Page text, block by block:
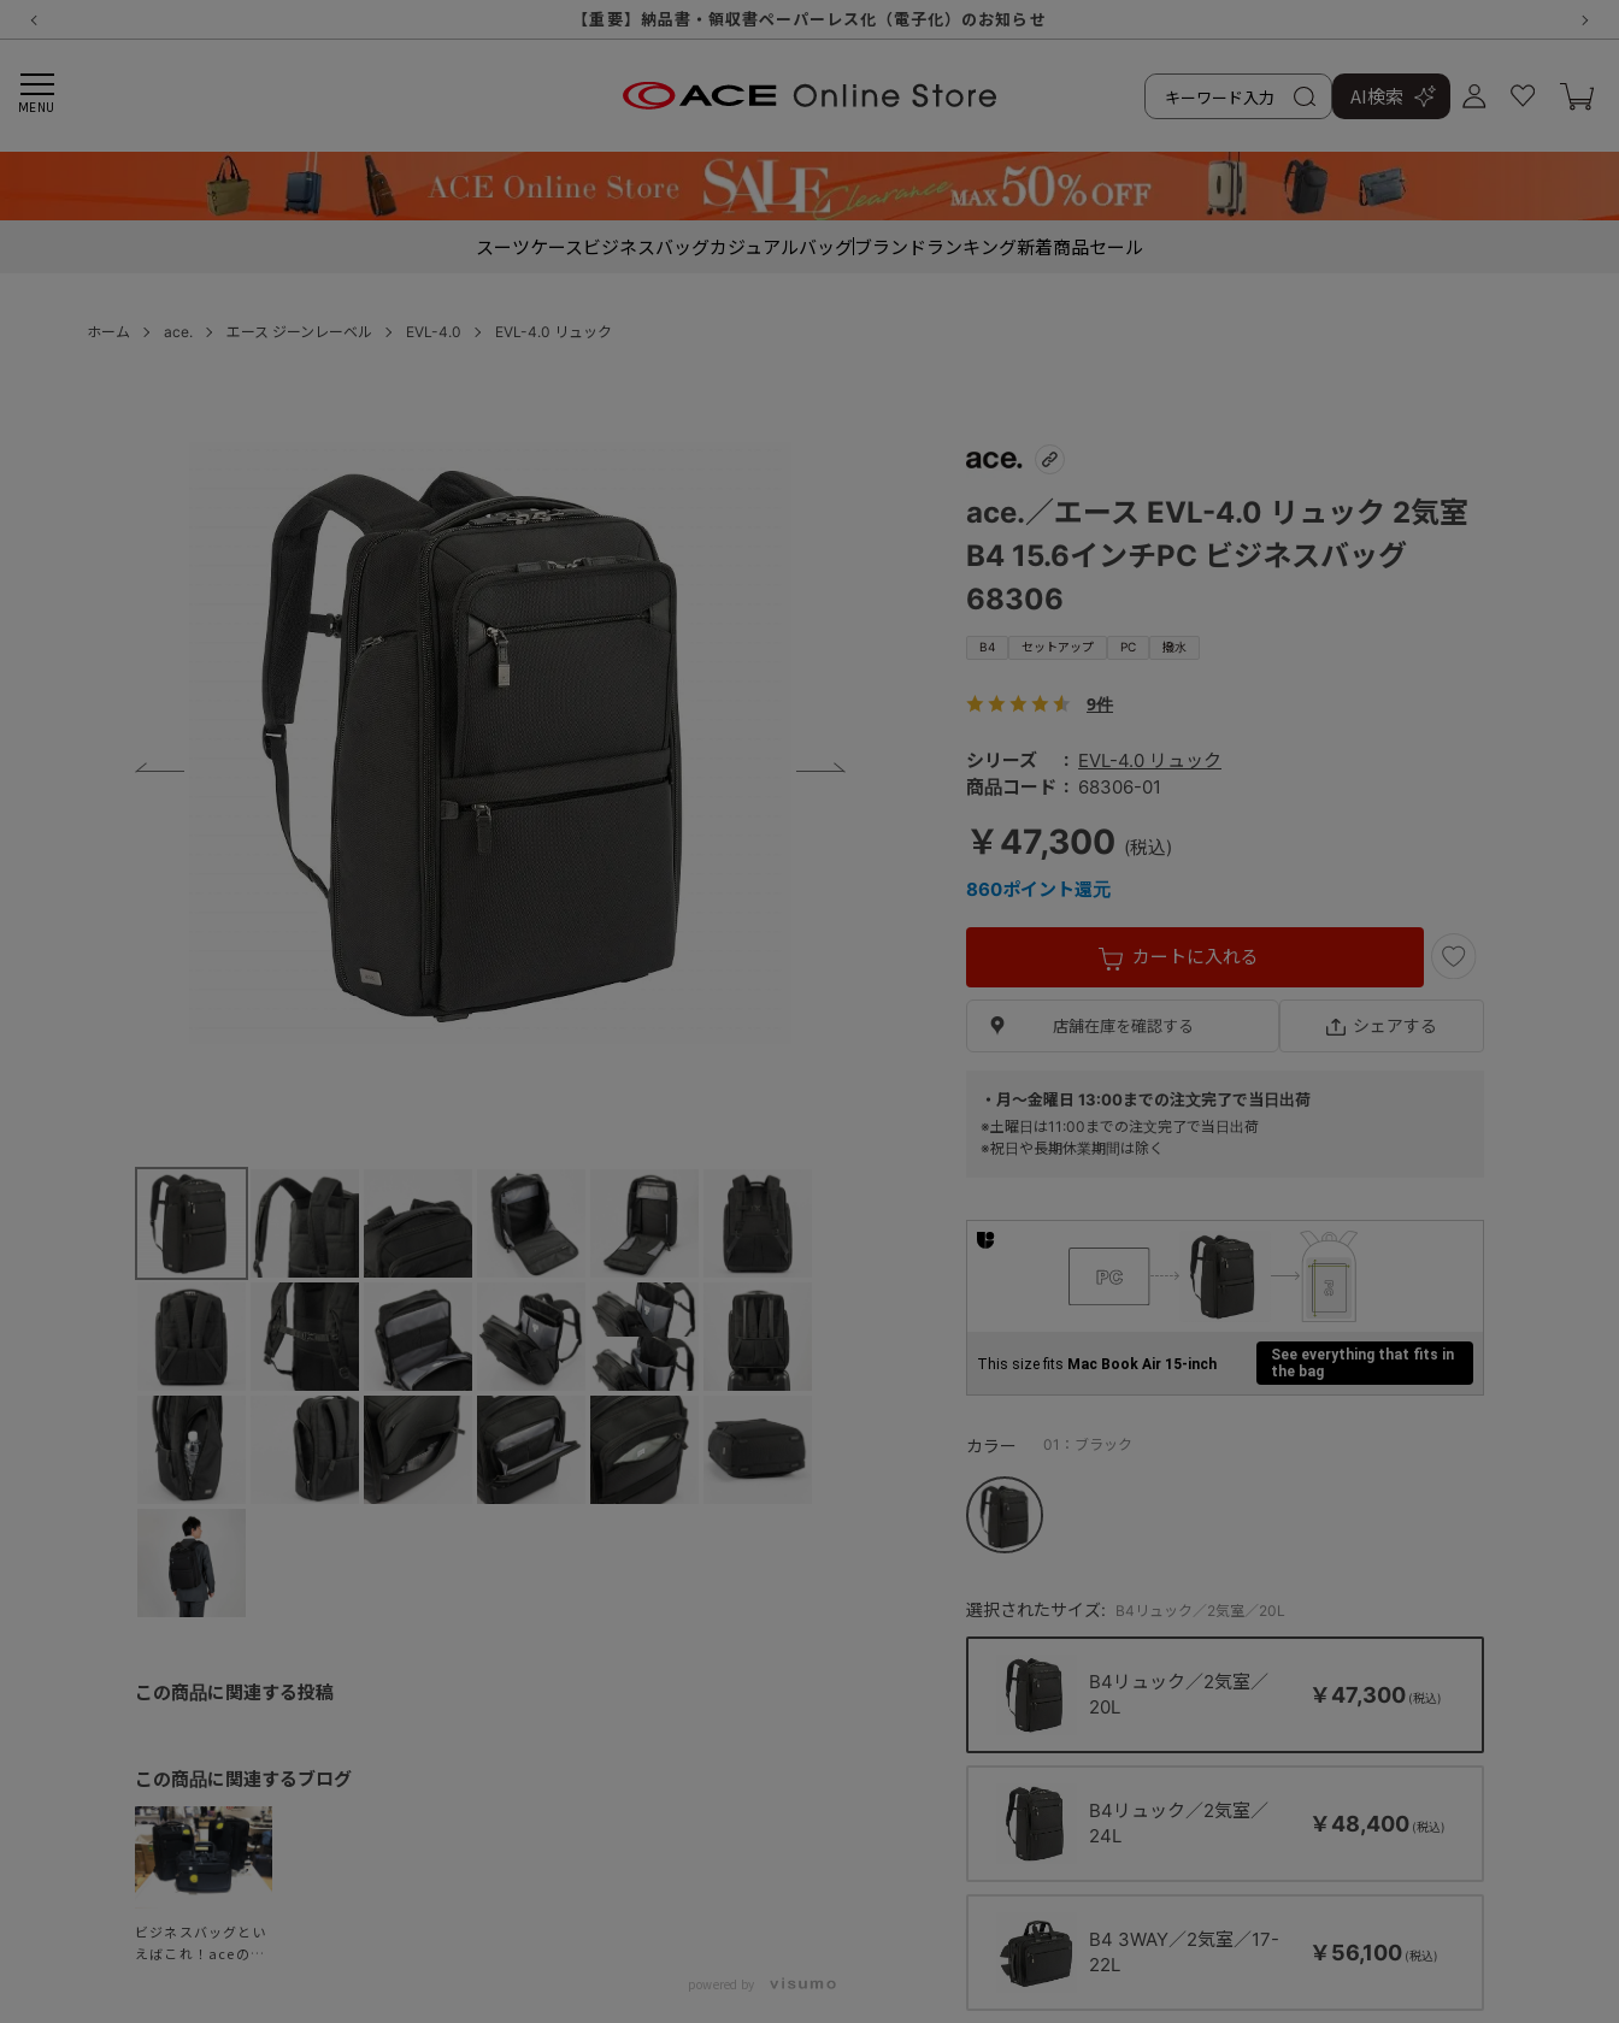
【重要】システムエラーによる出荷遅延につきまして
【重要】8/11（火・祝）休業及び配送スケジュールについて
【重要】令和８年熊本地震に伴う配送への影響について
【重要】納品書・領収書ペーパーレス化（電子化）のお知らせ
【重要】天候不良や交通状況・物量増等に伴う配送への影響について
【重要】悪質な詐欺サイトにご注意ください
【重要】各種メールが届かない場合に関しまして
【重要】お問い合わせのご対応に関しまして
【重要】SNSのなりすまし詐欺にご注意ください
MENU AI検索
スーツケースビジネスバッグカジュアルバッグブランドランキング新着商品セール
ホーム ace. エース ジーンレーベル EVL-4.0 EVL-4.0 リュック
この商品に関連する投稿
この商品に関連するブログ
ビジネスバッグとい
えばこれ！aceの代
powered by
B4 セットアップ PC 撥水
ace.／エース EVL-4.0 リュック 2気室
B4 15.6インチPC ビジネスバッグ
68306
シリーズ EVL-4.0 リュック
9件
選択されたサイズ: B4リュック／2気室／20L
商品コード 68306-01
￥47,300
860ポイント還元
B4リュック／2気室／
20L
￥47,300
B4リュック／2気室／
24L
￥48,400
B4 3WAY／2気室／17-
22L
￥56,100
カラー 01：ブラック
This size fits Mac Book Air 15-inch
See everything that fits in
the bag
カートに入れる
・月～金曜日 13:00までの注文完了で当日出荷
※土曜日は11:00までの注文完了で当日出荷
※祝日や長期休業期間は除く
店舗在庫を確認する シェアする